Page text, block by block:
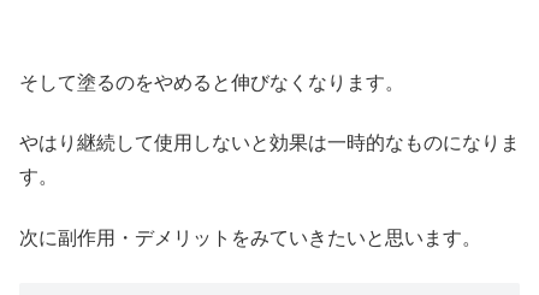
そして塗るのをやめると伸びなくなります。
やはり継続して使用しないと効果は一時的なものになりま
す。
次に副作用・デメリットをみていきたいと思います。